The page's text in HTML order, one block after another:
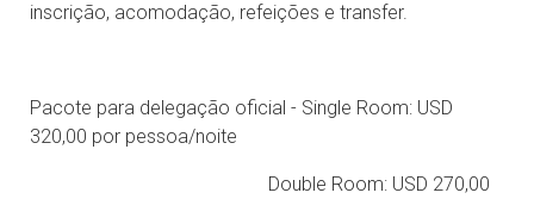
inscrição, acomodação, refeições e transfer.
Pacote para delegação oficial - Single Room: USD
320,00 por pessoa/noite
Double Room: USD 270,00